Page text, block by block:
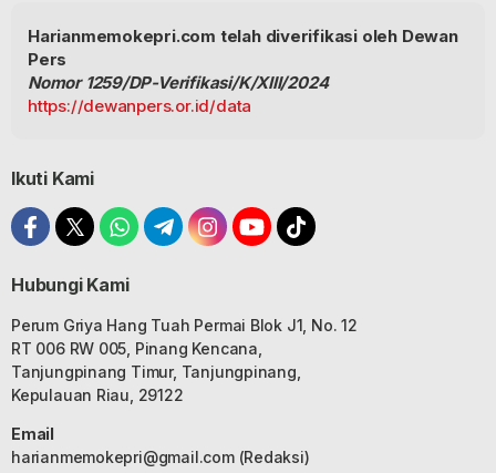
Harianmemokepri.com telah diverifikasi oleh Dewan
Pers
Nomor 1259/DP-Verifikasi/K/XIII/2024
https://dewanpers.or.id/data
Ikuti Kami
Hubungi Kami
Perum Griya Hang Tuah Permai Blok J1, No. 12
RT 006 RW 005, Pinang Kencana,
Tanjungpinang Timur, Tanjungpinang,
Kepulauan Riau, 29122
Email
harianmemokepri@gmail.com(Redaksi)